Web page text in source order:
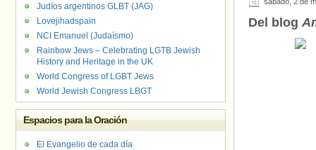
Del blog
Judíos argentinos GLBT (JAG)
Lovejihadspain
NCI Emanuel (Judaísmo)
Rainbow Jews – Celebrating LGTB Jewish
History and Heritage in the UK
World Congress of LGBT Jews
World Jewish Congress LBGT
Espacios para la Oración
El Evangelio de cada día